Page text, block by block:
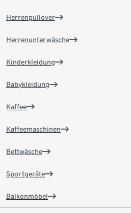
Herrenpullover
Herrenunterwäsche
Kinderkleidung
Babykleidung
Kaffee
Kaffeemaschinen
Bettwäsche
Sportgeräte
Balkonmöbel